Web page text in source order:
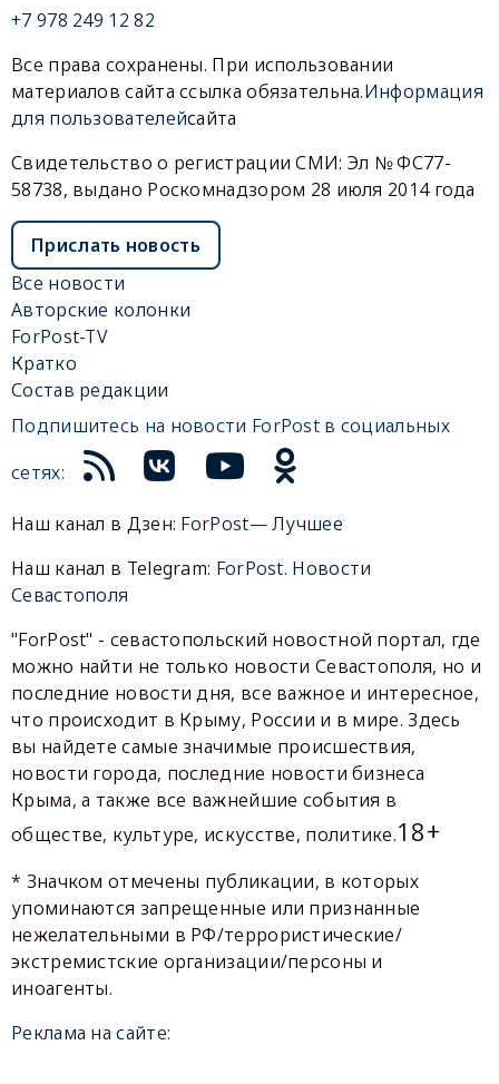
+7 978 249 12 82
Все права сохранены. При использовании
материалов сайта ссылка обязательна.Информация
для пользователейсайта
Свидетельство о регистрации СМИ: Эл № ФС77-
58738, выдано Роскомнадзором 28 июля 2014 года
Прислать новость
Все новости
Авторские колонки
ForPost-TV
Кратко
Состав редакции
Подпишитесь на новости ForPost в социальных
сетях:
Наш канал в Дзен: ForPost— Лучшее
Наш канал в Telegram: ForPost. Новости
Севастополя
"ForPost" - севастопольский новостной портал, где
можно найти не только новости Севастополя, но и
последние новости дня, все важное и интересное,
что происходит в Крыму, России и в мире. Здесь
вы найдете самые значимые происшествия,
новости города, последние новости бизнеса
Крыма, а также все важнейшие события в
обществе, культуре, искусстве, политике.18+
* Значком отмечены публикации, в которых
упоминаются запрещенные или признанные
нежелательными в РФ/террористические/
экстремистские организации/персоны и
иноагенты.
Реклама на сайте: